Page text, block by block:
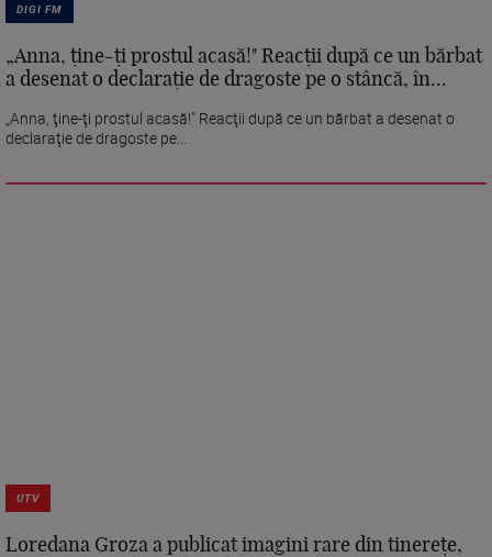
DIGI FM
„Anna, ţine-ţi prostul acasă!" Reacţii după ce un bărbat
a desenat o declaraţie de dragoste pe o stâncă, în...
„Anna, ţine-ţi prostul acasă!" Reacţii după ce un bărbat a desenat o
declaraţie de dragoste pe...
UTV
Loredana Groza a publicat imagini rare din tinerețe,